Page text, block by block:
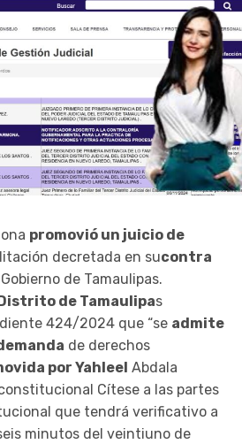
promovió un juicio de
decretada en sucontra
de Tamaulipas.
de Tamaulipas
424/2024 que “se admite
de derechos
por Yahleel Abdala
Cítese a las partes
que tendrá verificativo a
minutos del veintiuno de